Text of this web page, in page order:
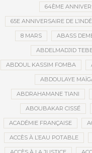
64ÈME
65E ANNIVERSAIRE DE
8 MARS ABASS
ABDELMADJID
ABDOUL KASSIM FOMBA
ABDOULAYE
ABDRAHAMANE TIANI
ABOUBAKAR CISSÉ
ACADÉMIE FRANÇAISE
ACCÈS À L’EAU POTABLE